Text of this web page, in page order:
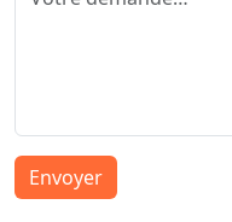
Envoyer